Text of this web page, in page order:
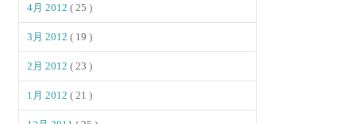
4月 2012( 25 )
3月 2012( 19 )
2月 2012( 23 )
1月 2012( 21 )